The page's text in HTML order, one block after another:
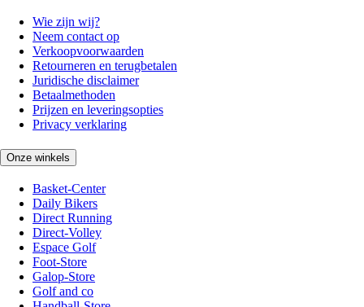
Wie zijn wij?
Neem contact op
Verkoopvoorwaarden
Retourneren en terugbetalen
Juridische disclaimer
Betaalmethoden
Prijzen en leveringsopties
Privacy verklaring
Onze winkels
Basket-Center
Daily Bikers
Direct Running
Direct-Volley
Espace Golf
Foot-Store
Galop-Store
Golf and co